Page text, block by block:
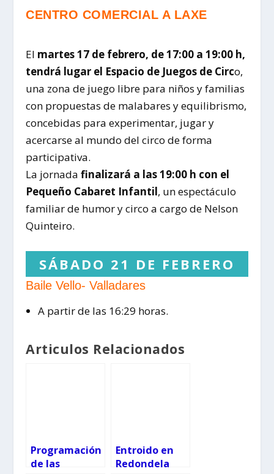
CENTRO COMERCIAL A LAXE
El martes 17 de febrero, de 17:00 a 19:00 h,
tendrá lugar el Espacio de Juegos de Circo,
una zona de juego libre para niños y familias
con propuestas de malabares y equilibrismo,
concebidas para experimentar, jugar y
acercarse al mundo del circo de forma
participativa.
La jornada finalizará a las 19:00 h con el
Pequeño Cabaret Infantil, un espectáculo
familiar de humor y circo a cargo de Nelson
Quinteiro.
SÁBADO 21 DE FEBRERO
Baile Vello- Valladares
A partir de las 16:29 horas.
Articulos Relacionados
Programación
de las
Entroido en
Redondela